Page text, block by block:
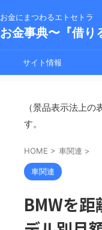
お金にまつわるエトセトラ
お金事典〜『借り
サイト情報
（景品表示法上
す。
HOME > 車関連 >
車関連
BMWを